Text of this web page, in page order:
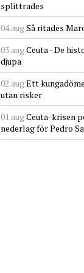
splittrades
04 augSå ritades
03 augCeuta - De
djupa
02 augEtt
utan risker
01 augCeuta-krisen
nederlag för Pedro